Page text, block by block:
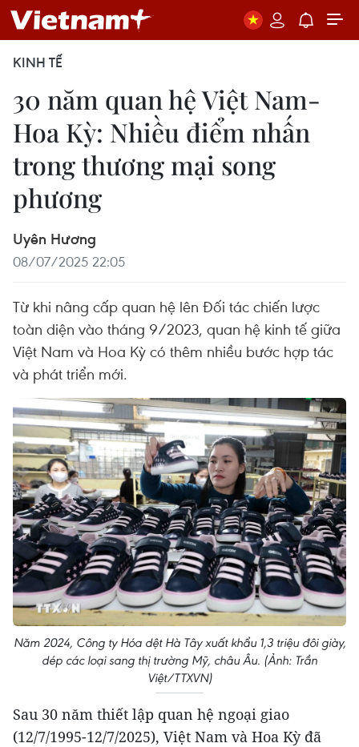
KINH TẾ
30 năm quan hệ Việt Nam-
Hoa Kỳ: Nhiều điểm nhấn
trong thương mại song
phương
Uyên Hương
08/07/2025 22:05
Từ khi nâng cấp quan hệ lên Đối tác chiến lược
toàn diện vào tháng 9/2023, quan hệ kinh tế giữa
Việt Nam và Hoa Kỳ có thêm nhiều bước hợp tác
và phát triển mới.
Năm 2024, Công ty Hóa dệt Hà Tây xuất khẩu 1,3 triệu đôi giày,
dép các loại sang thị trường Mỹ, châu Âu. (Ảnh: Trần
Việt/TTXVN)
Sau 30 năm thiết lập quan hệ ngoại giao
(12/7/1995-12/7/2025), Việt Nam và Hoa Kỳ đã